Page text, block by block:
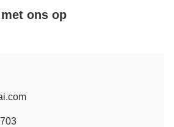
ons op